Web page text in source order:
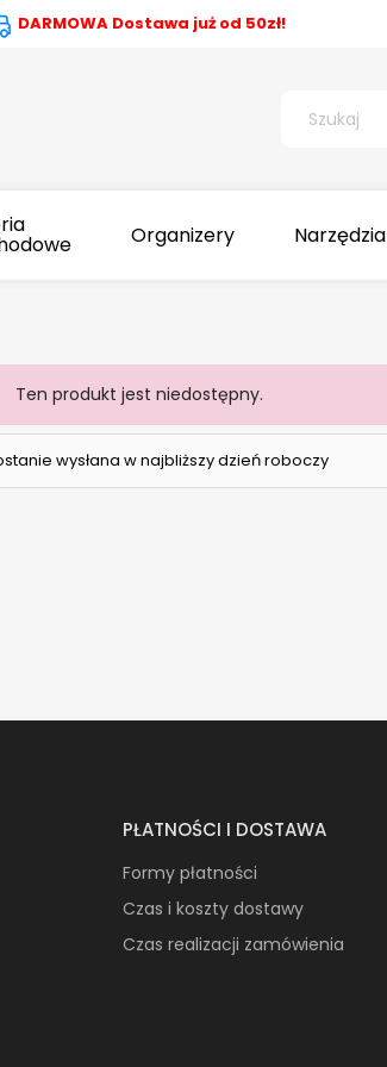
DARMOWA Dostawa już od 50zł!
Organizery Narzędzia
Ten produkt jest niedostępny.
wysłana w najbliższy dzień roboczy
PŁATNOŚCI I DOSTAWA
Formy płatności
Czas i koszty dostawy
Czas realizacji zamówienia